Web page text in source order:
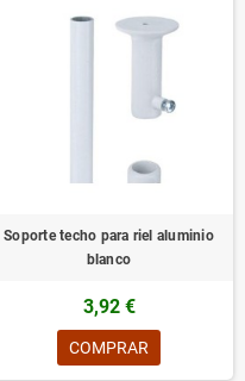
Soporte techo para riel aluminio
blanco
3,92 €
COMPRAR